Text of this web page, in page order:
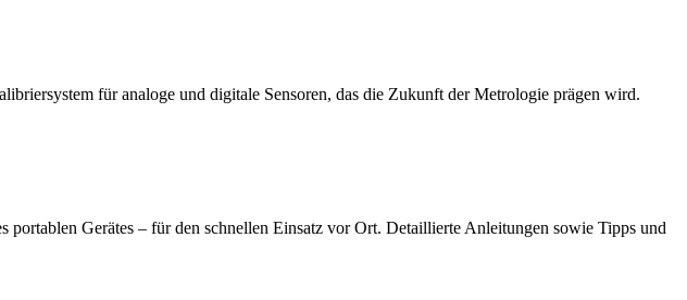
für analoge und digitale Sensoren, das die Zukunft der Metrologie prägen wird.
Gerätes – für den schnellen Einsatz vor Ort. Detaillierte Anleitungen sowie Tipps und